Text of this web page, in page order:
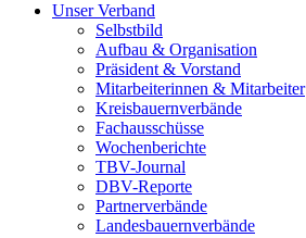
Unser Verband
Selbstbild
Aufbau & Organisation
Präsident & Vorstand
Mitarbeiterinnen & Mitarbeiter
Kreisbauernverbände
Fachausschüsse
Wochenberichte
TBV-Journal
DBV-Reporte
Partnerverbände
Landesbauernverbände